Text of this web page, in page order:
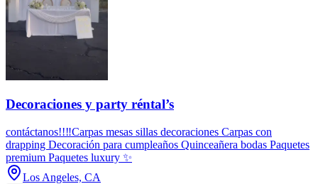
Decoraciones y party réntal’s
contáctanos!!‼️Carpas mesas sillas decoraciones Carpas con
drapping Decoración para cumpleaños Quinceañera bodas Paquetes
premium Paquetes luxury ✨
Los Angeles, CA